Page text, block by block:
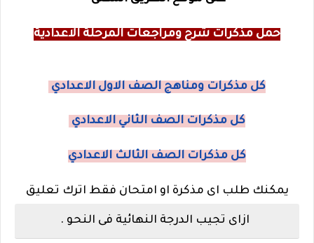
حمل مذكرات شرح ومراجعات المرحلة الاعدادية
كل مذكرات ومناهج الصف الاول الاعدادي
كل مذكرات الصف الثاني الاعدادي
كل مذكرات الصف الثالث الاعدادي
يمكنك طلب اى مذكرة او امتحان فقط اترك تعليق
ازاى تجيب الدرجة النهائية فى النحو .